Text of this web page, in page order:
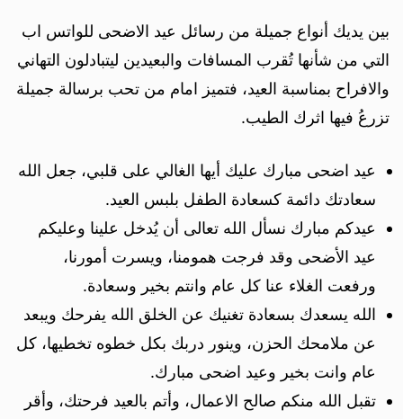
بين يديك أنواع جميلة من رسائل عيد الاضحى للواتس اب
التي من شأنها تُقرب المسافات والبعيدين ليتبادلون التهاني
والافراح بمناسبة العيد، فتميز امام من تحب برسالة جميلة
تزرعُ فيها اثرك الطيب.
عيد اضحى مبارك عليك أيها الغالي على قلبي، جعل الله
سعادتك دائمة كسعادة الطفل بلبس العيد.
عيدكم مبارك نسأل الله تعالى أن يُدخل علينا وعليكم
عيد الأضحى وقد فرجت همومنا، ويسرت أمورنا،
ورفعت الغلاء عنا كل عام وانتم بخير وسعادة.
الله يسعدك بسعادة تغنيك عن الخلق الله يفرحك ويبعد
عن ملامحك الحزن، وينور دربك بكل خطوه تخطيها، كل
عام وانت بخير وعيد اضحى مبارك.
تقبل الله منكم صالح الاعمال، وأتم بالعيد فرحتك، وأقر